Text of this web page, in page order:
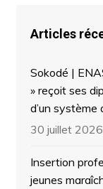
Articles
Sokodé |
» reçoit ses
d’un
30 juillet 2026
Insertion
jeunes